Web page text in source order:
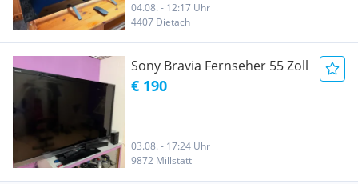
04.08. - 12:17 Uhr
4407 Dietach
Sony Bravia Fernseher 55 Zoll
€ 190
03.08. - 17:24 Uhr
9872 Millstatt